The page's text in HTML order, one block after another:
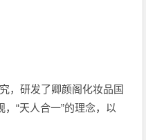
，研发了卿颜阁化妆品国
“天人合一”的理念，以